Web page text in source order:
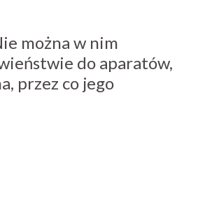
można w nim
do aparatów,
przez co jego